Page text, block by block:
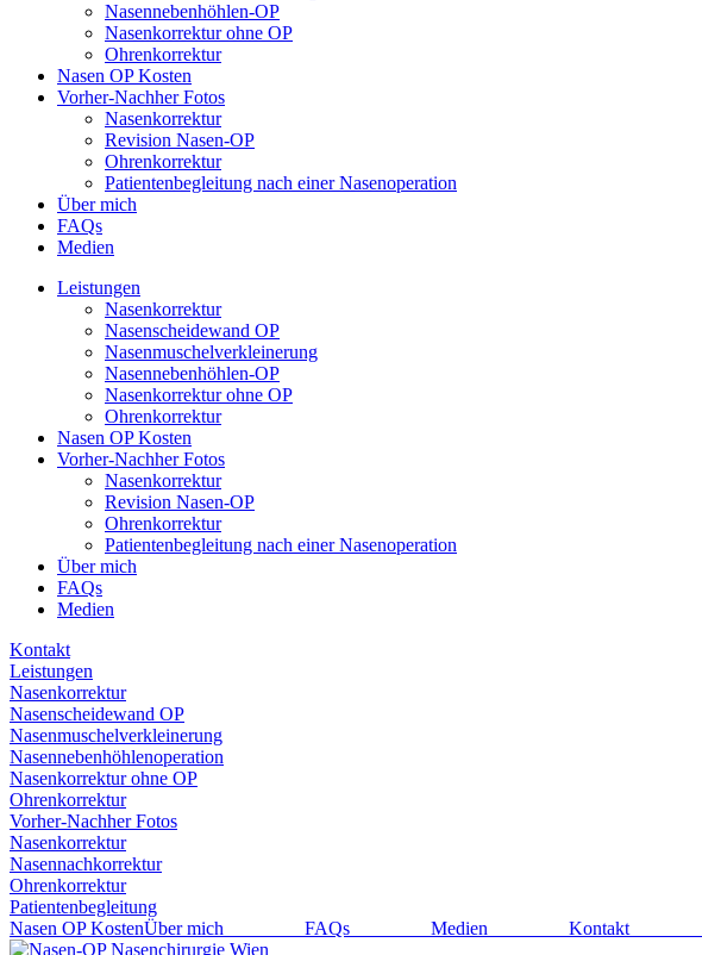
Nasennebenhöhlen-OP
Nasenkorrektur ohne OP
Ohrenkorrektur
Nasen OP Kosten
Vorher-Nachher Fotos
Nasenkorrektur
Revision Nasen-OP
Ohrenkorrektur
Patientenbegleitung nach einer Nasenoperation
Über mich
FAQs
Medien
Leistungen
Nasenkorrektur
Nasenscheidewand OP
Nasenmuschelverkleinerung
Nasennebenhöhlen-OP
Nasenkorrektur ohne OP
Ohrenkorrektur
Nasen OP Kosten
Vorher-Nachher Fotos
Nasenkorrektur
Revision Nasen-OP
Ohrenkorrektur
Patientenbegleitung nach einer Nasenoperation
Über mich
FAQs
Medien
Kontakt
Leistungen
Nasenkorrektur
Nasenscheidewand OP
Nasenmuschelverkleinerung
Nasennebenhöhlenoperation
Nasenkorrektur ohne OP
Ohrenkorrektur
Vorher-Nachher Fotos
Nasenkorrektur
Nasennachkorrektur
Ohrenkorrektur
Patientenbegleitung
Nasen OP KostenÜber mich FAQs Medien Kontakt